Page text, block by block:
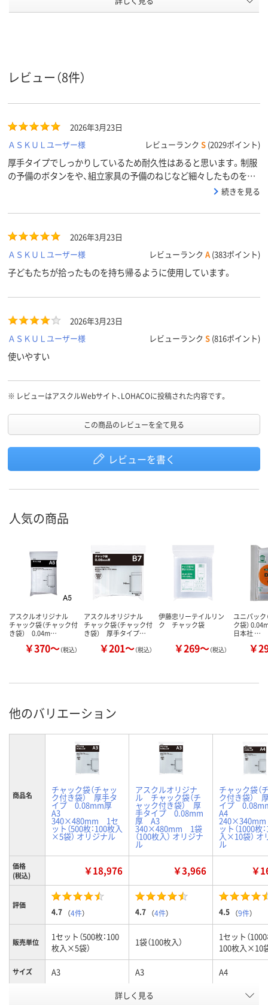
ン、LDPE（ツルツル
LDPE（ツルツルタイ
ン、LDPE（ツ
商品環境
25
レビュー（8件）
2026年3月23日
ＡＳＫＵＬユーザー様
レビューランク S (2029ポイント)
厚手タイプでしっかりしているため耐久性はあると思います。制服
の予備のボタンをや、組立家具の予備のねじなど細々したものを整
続きを見る
2026年3月23日
ＡＳＫＵＬユーザー様
レビューランク A (383ポイント)
子どもたちが拾ったものを持ち帰るように使用しています。
2026年3月23日
ＡＳＫＵＬユーザー様
レビューランク S (816ポイント)
使いやすい
※ レビューはアスクルWebサイト、LOHACOに投稿された内容です。
この商品のレビューを全て見る
レビューを書く
人気の商品
アスクルオリジナル
チャック袋（チャック付
き袋） 0.04m…
￥370～（税込）
アスクルオリジナル
チャック袋（チャック付
き袋） 厚手タイプ…
￥201～（税込）
伊藤忠リーテイルリン
ク チャック袋
￥269～（税込）
ユニパック
ク袋）
日本社 …
￥
他のバリエーション
商品名 チャック袋（チャッ
ク付き袋） 厚手タ
イプ 0.08mm厚
A3
340×480mm 1セ
ット（500枚：100枚入
×5袋） オリジナル
アスクルオリジナ
ル チャック袋（チ
ャック付き袋） 厚
手タイプ 0.08mm
厚 A3
340×480mm 1袋
（100枚入） オリジナ
ル
チャック袋（
ク付き袋）
イプ
A4
ット（1000枚
入×10袋） オ
ル
価格
(税込)
￥18,976 ￥3,966 ￥
評価
4.7 （4件） 4.7 （4件） 4.5 （9件）
販売単位
1セット（500枚：100
枚入×5袋）
1袋（100枚入）
1セット（1000
100枚入×10
サイズ A3 A3 A4
P232414 P233552
詳しく見る